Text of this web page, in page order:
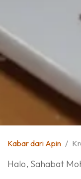
Kabar dari Apin
Halo, Sahabat